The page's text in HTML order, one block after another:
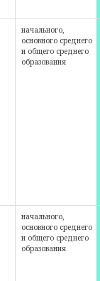
начального,
основного среднего
и общего среднего
образования
начального,
основного среднего
и общего среднего
образования